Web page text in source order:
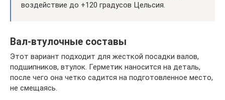
воздействие до +120 градусов Цельсия.
Вал-втулочные составы
Этот вариант подходит для жесткой посадки валов,
подшипников, втулок. Герметик наносится на деталь,
после чего она четко садится на подготовленное место,
не смещаясь.